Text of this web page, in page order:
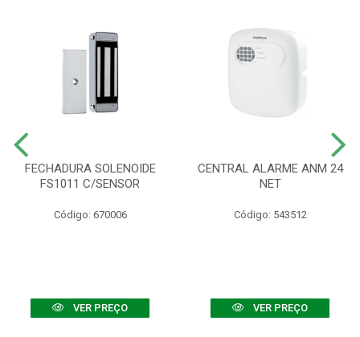
FECHADURA SOLENOIDE
FS1011 C/SENSOR
Código: 670006
VER PREÇO
CENTRAL ALARME ANM 24
NET
Código: 543512
VER PREÇO